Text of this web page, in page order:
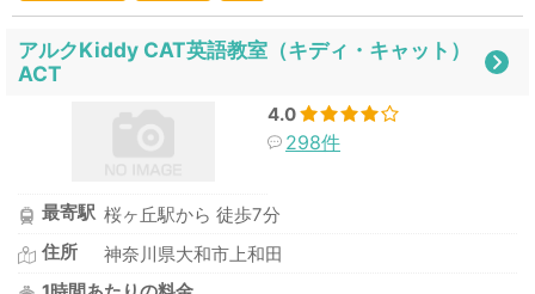
アルクKiddy CAT英語教室（キディ・キャット）
ACT
4.0
298件
最寄駅 桜ヶ丘駅から 徒歩7分
住所
神奈川県大和市上和田